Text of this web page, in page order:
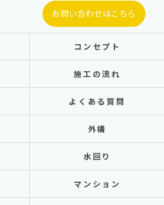
お問い合わせはこちら
コンセプト
施工の流れ
よくある質問
外構
水回り
マンション